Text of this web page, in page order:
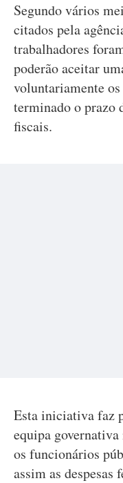
Segundo vários
citados pela
trabalhadores
poderão aceitar
voluntariamente
terminado o prazo
fiscais.
Esta iniciativa faz
equipa
os funcionários
assim as despesas